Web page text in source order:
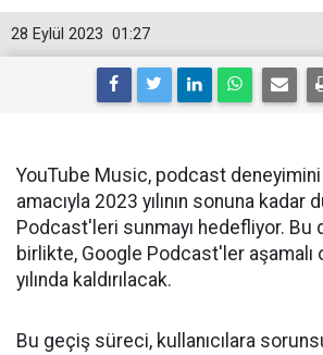
01:27
28 Eylül 2023
YouTube Music, podcast
amacıyla 2023 yılının sonuna kadar
Podcast'leri sunmayı hedefliyor. Bu
birlikte, Google Podcast'ler aşamalı
yılında kaldırılacak.
Bu geçiş süreci, kullanıcılara